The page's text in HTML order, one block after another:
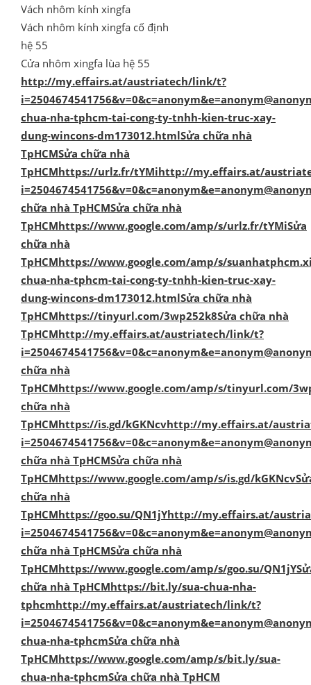
Vách nhôm kính xingfa
Vách nhôm kính xingfa cố định
hệ 55
Cửa nhôm xingfa lùa hệ 55
http://my.effairs.at/austriatech/link/t?
chua-nha-tphcm-tai-cong-ty-tnhh-kien-truc-xay-
dung-wincons-dm173012.htmlSửa chữa nhà
TpHCMSửa chữa nhà
TpHCMhttps://urlz.fr/tYMihttp://my.effairs.at/
chữa nhà TpHCMSửa chữa nhà
TpHCMhttps://www.google.com/amp/s/urlz.fr/tYMiSửa
chữa nhà
TpHCMhttps://www.google.com/amp/s/
chua-nha-tphcm-tai-cong-ty-tnhh-kien-truc-xay-
dung-wincons-dm173012.htmlSửa chữa nhà
TpHCMhttps://tinyurl.com/3wp252k8Sửa chữa nhà
TpHCMhttp://my.effairs.at/austriatech/link/t?
chữa nhà
TpHCMhttps://www.google.com/amp/s/tinyurl.com/
chữa nhà
TpHCMhttps://is.gd/kGKNcvhttp://my.effairs.at/
chữa nhà TpHCMSửa chữa nhà
TpHCMhttps://www.google.com/amp/s/is.gd/
chữa nhà
TpHCMhttps://goo.su/QN1jYhttp://my.effairs.at/
chữa nhà TpHCMSửa chữa nhà
TpHCMhttps://www.google.com/amp/s/goo.su/
chữa nhà TpHCMhttps://bit.ly/sua-chua-nha-
tphcmhttp://my.effairs.at/austriatech/link/t?
chua-nha-tphcmSửa chữa nhà
TpHCMhttps://www.google.com/amp/s/bit.ly/sua-
chua-nha-tphcmSửa chữa nhà TpHCM